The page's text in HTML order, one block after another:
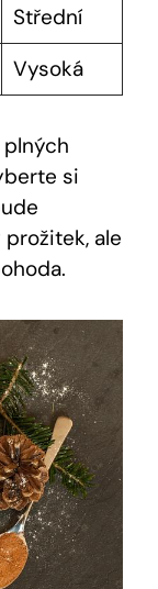
Střední
Vysoká
si
⁣ale